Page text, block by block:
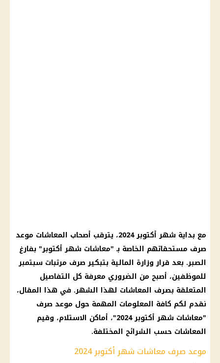
مع بداية شهر أكتوبر 2024، يترقب أصحاب المعاشات موعد
صرف مستحقاتهم الخاصة بـ "معاشات شهر أكتوبر" بفارغ
الصبر. بعد قرار وزارة المالية بتبكير صرف مرتبات سبتمبر
للموظفين، أصبح من الضروري معرفة كل التفاصيل
المتعلقة بصرف المعاشات لهذا الشهر. في هذا المقال،
نقدم لكم كافة المعلومات المهمة حول موعد صرف
"معاشات شهر أكتوبر 2024"، أماكن الاستلام، وقيم
المعاشات حسب الشرائح المختلفة.
موعد صرف معاشات شهر أكتوبر 2024